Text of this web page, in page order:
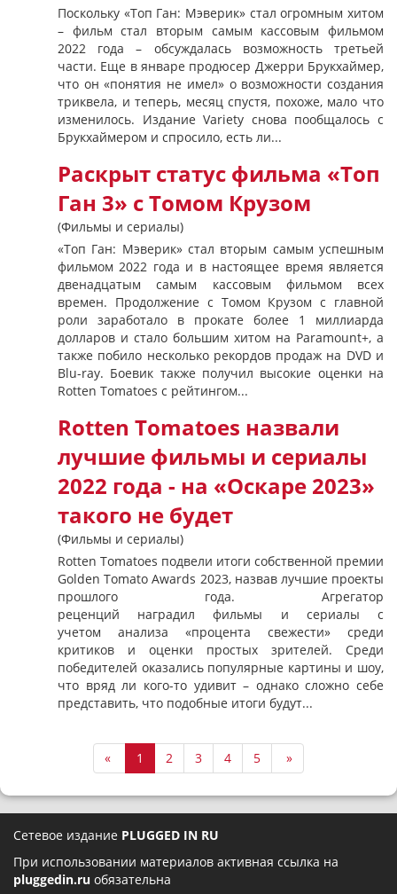
Поскольку «Топ Ган: Мэверик» стал огромным хитом
– фильм стал вторым самым кассовым фильмом
2022 года – обсуждалась возможность третьей
части. Еще в январе продюсер Джерри Брукхаймер,
что он «понятия не имел» о возможности создания
триквела, и теперь, месяц спустя, похоже, мало что
изменилось. Издание Variety снова пообщалось с
Брукхаймером и спросило, есть ли...
Раскрыт статус фильма «Топ
Ган 3» с Томом Крузом
(Фильмы и сериалы)
«Топ Ган: Мэверик» стал вторым самым успешным
фильмом 2022 года и в настоящее время является
двенадцатым самым кассовым фильмом всех
времен. Продолжение с Томом Крузом с главной
роли заработало в прокате более 1 миллиарда
долларов и стало большим хитом на Paramount+, а
также побило несколько рекордов продаж на DVD и
Blu-ray. Боевик также получил высокие оценки на
Rotten Tomatoes с рейтингом...
Rotten Tomatoes назвали
лучшие фильмы и сериалы
2022 года - на «Оскаре 2023»
такого не будет
(Фильмы и сериалы)
Rotten Tomatoes подвели итоги собственной премии
Golden Tomato Awards 2023, назвав лучшие проекты
прошлого года. Агрегатор
реценций наградил фильмы и сериалы с
учетом анализа «процента свежести» среди
критиков и оценки простых зрителей. Среди
победителей оказались популярные картины и шоу,
что вряд ли кого-то удивит – однако сложно себе
представить, что подобные итоги будут...
« 1 2 3 4 5 »
Сетевое издание PLUGGED IN RU
При использовании материалов активная ссылка на
pluggedin.ru обязательна